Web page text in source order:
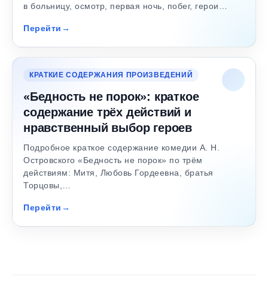
в больницу, осмотр, первая ночь, побег, герои…
Перейти
КРАТКИЕ СОДЕРЖАНИЯ ПРОИЗВЕДЕНИЙ
«Бедность не порок»: краткое
содержание трёх действий и
нравственный выбор героев
Подробное краткое содержание комедии А. Н.
Островского «Бедность не порок» по трём
действиям: Митя, Любовь Гордеевна, братья
Торцовы,…
Перейти